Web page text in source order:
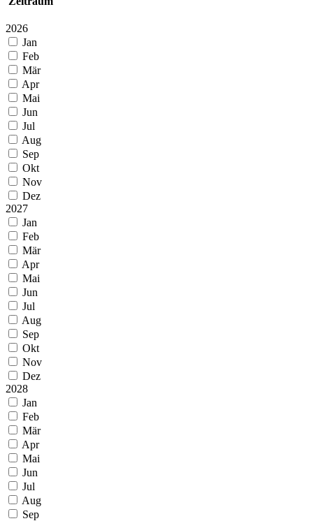
2026
Jan
Feb
Mär
Apr
Mai
Jun
Jul
Aug
Sep
Okt
Nov
Dez
2027
Jan
Feb
Mär
Apr
Mai
Jun
Jul
Aug
Sep
Okt
Nov
Dez
2028
Jan
Feb
Mär
Apr
Mai
Jun
Jul
Aug
Sep